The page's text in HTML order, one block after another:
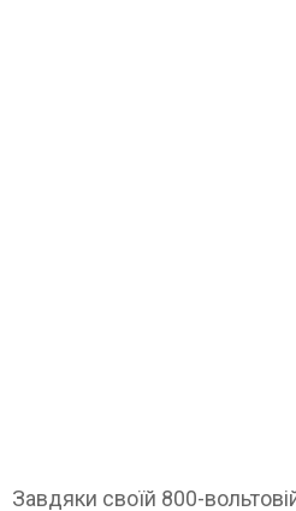
Завдяки своїй 800-вольтовій